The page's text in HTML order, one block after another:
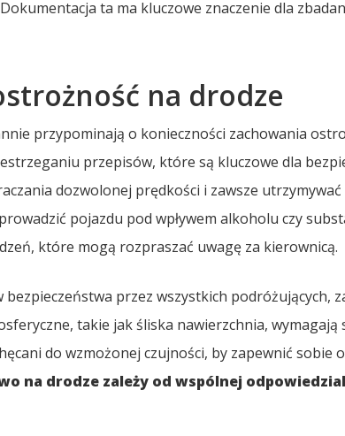
ta ma kluczowe znaczenie dla
na drodze
przypominają o konieczności zachowania
przepisów, które są kluczowe dla
dozwolonej prędkości i zawsze
pojazdu pod wpływem alkoholu czy
które mogą rozpraszać uwagę za kierownicą.
przez wszystkich podróżujących,
takie jak śliska nawierzchnia, wymagają
do wzmożonej czujności, by zapewnić sobie
na drodze zależy od wspólnej